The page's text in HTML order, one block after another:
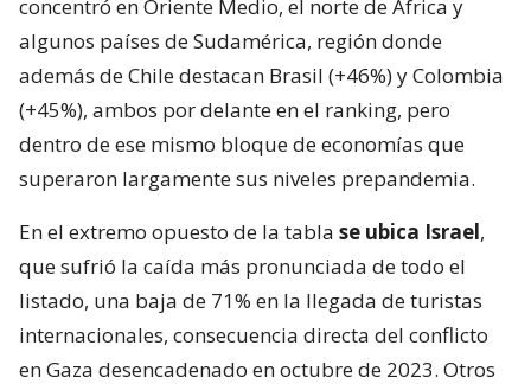
concentró en Oriente Medio, el norte de África y
algunos países de Sudamérica, región donde
además de Chile destacan Brasil (+46%) y Colombia
(+45%), ambos por delante en el ranking, pero
dentro de ese mismo bloque de economías que
superaron largamente sus niveles prepandemia.
En el extremo opuesto de la tabla se ubica Israel,
que sufrió la caída más pronunciada de todo el
listado, una baja de 71% en la llegada de turistas
internacionales, consecuencia directa del conflicto
en Gaza desencadenado en octubre de 2023. Otros